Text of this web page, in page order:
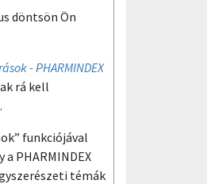
döntsön Ön
- PHARMINDEX
rá kell
funkciójával
PHARMINDEX
témák